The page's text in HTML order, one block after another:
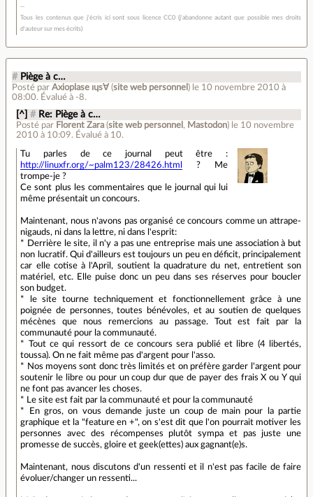
Tous les contenus que j'écris ici sont sous licence CC0 (j'abandonne autant que possible mes droits
d'auteur sur mes écrits)
# Piège à c…
Posté par Axioplase ıɥs∀ (site web personnel ) le 10 novembre 2010 à
08:00. Évalué à -8.
[^] # Re: Piège à c…
Posté par Florent Zara (site web personnel , Mastodon) le 10 novembre
2010 à 10:09. Évalué à 10.
Tu parles de ce journal peut être :
http://linuxfr.org/~palm123/28426.html
? Me
trompe-je ?
Ce sont plus les commentaires que le journal qui lui
même présentait un concours.
Maintenant, nous n'avons pas organisé ce concours comme un attrape-
nigauds, ni dans la lettre, ni dans l'esprit:
* Derrière le site, il n'y a pas une entreprise mais une association à but
non lucratif. Qui d'ailleurs est toujours un peu en déficit, principalement
car elle cotise à l'April, soutient la quadrature du net, entretient son
matériel, etc. Elle puise donc un peu dans ses réserves pour boucler
son budget.
* le site tourne techniquement et fonctionnellement grâce à une
poignée de personnes, toutes bénévoles, et au soutien de quelques
mécènes que nous remercions au passage. Tout est fait par la
communauté pour la communauté.
* Tout ce qui ressort de ce concours sera publié et libre (4 libertés,
toussa). On ne fait même pas d'argent pour l'asso.
* Nos moyens sont donc très limités et on préfère garder l'argent pour
soutenir le libre ou pour un coup dur que de payer des frais X ou Y qui
ne font pas avancer les choses.
* Le site est fait par la communauté et pour la communauté
* En gros, on vous demande juste un coup de main pour la partie
graphique et la "feature en +", on s'est dit que l'on pourrait motiver les
personnes avec des récompenses plutôt sympa et pas juste une
promesse de succès, gloire et geek(ettes) aux gagnant(e)s.
Maintenant, nous discutons d'un ressenti et il n'est pas facile de faire
évoluer/changer un ressenti...